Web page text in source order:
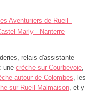
Aventuriers de Rueil -
- Rueil-Malmaison
Marly - Nanterre
relais d'assistante
une crèche sur Courbevoie,
autour de Colombes, les
sur Rueil-Malmaison, et y